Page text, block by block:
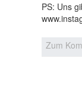
PS: Uns
Zum